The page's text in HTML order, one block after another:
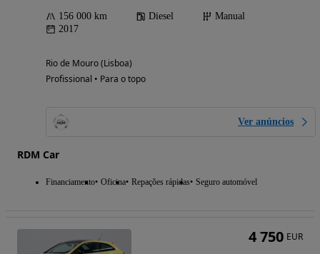
156 000 km Diesel
Manual
2017
Rio de Mouro (Lisboa)
Profissional • Para o topo
Ver anúncios
RDM Car
Financiamento Oficina Repações rápidas Seguro automóvel
4 750 EUR